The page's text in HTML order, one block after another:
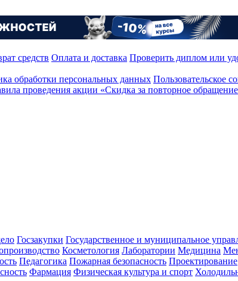
средств Оплата и доставка Проверить диплом или
обработки персональных данных Пользовательское
проведения акции «Скидка за повторное
Госзакупки Государственное и муниципальное
Косметология Лаборатории Медицина
Педагогика Пожарная безопасность Проектирование
Фармация Физическая культура и спорт